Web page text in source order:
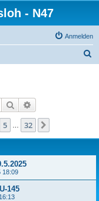
- N47
Anmelden
Suche
5 32
18:09
145